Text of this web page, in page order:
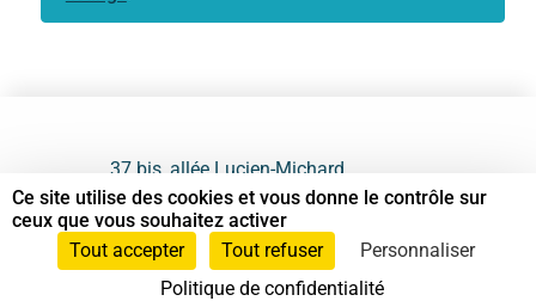
37 bis, allée Lucien-Michard
93190 Livry-Gargan
06 61 87 28 09
Ce site utilise des cookies et vous donne le contrôle sur
ceux que vous souhaitez activer
Tout accepter
Tout refuser
Personnaliser
Politique de confidentialité